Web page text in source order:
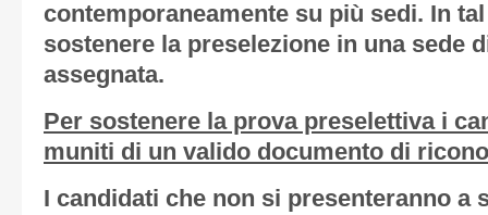
contemporaneamente su più sedi. In
sostenere la preselezione in una sede
assegnata.
Per sostenere la prova preselettiva i
muniti di un valido documento di
I candidati che non si presenteranno a